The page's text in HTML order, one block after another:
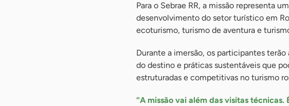
Para o Sebrae RR, a missão representa
desenvolvimento do setor turístico em
ecoturismo, turismo de aventura e
Durante a imersão, os participantes
do destino e práticas sustentáveis que
estruturadas e competitivas no turismo
“A missão vai além das visitas